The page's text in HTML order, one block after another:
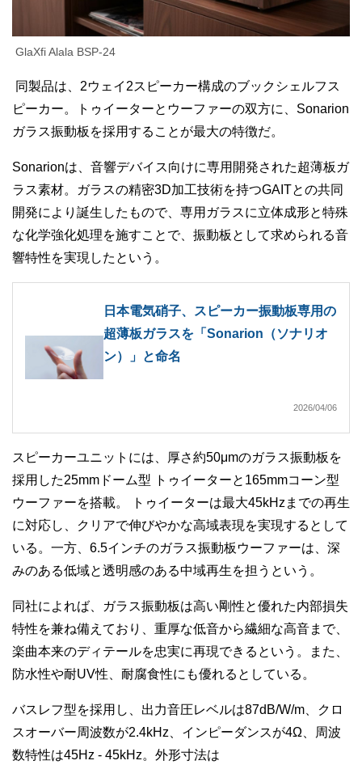
GlaXfi Alala BSP-24
同製品は、2ウェイ2スピーカー構成のブックシェルフス
ピーカー。トゥイーターとウーファーの双方に、Sonarion
ガラス振動板を採用することが最大の特徴だ。
Sonarionは、音響デバイス向けに専用開発された超薄板ガ
ラス素材。ガラスの精密3D加工技術を持つGAITとの共同
開発により誕生したもので、専用ガラスに立体成形と特殊
な化学強化処理を施すことで、振動板として求められる音
響特性を実現したという。
日本電気硝子、スピーカー振動板専用の
超薄板ガラスを「Sonarion（ソナリオ
ン）」と命名
2026/04/06
スピーカーユニットには、厚さ約50μmのガラス振動板を
採用した25mmドーム型 トゥイーターと165mmコーン型
ウーファーを搭載。
トゥイーターは最大45kHzまでの再生
に対応し、クリアで伸びやかな高域表現を実現するとして
いる。一方、6.5インチのガラス振動板ウーファーは、深
みのある低域と透明感のある中域再生を担うという。
同社によれば、ガラス振動板は高い剛性と優れた内部損失
特性を兼ね備えており、重厚な低音から繊細な高音まで、
楽曲本来のディテールを忠実に再現できるという。また、
防水性や耐UV性、耐腐食性にも優れるとしている。
バスレフ型を採用し、出力音圧レベルは87dB/W/m、クロ
スオーバー周波数が2.4kHz、インピーダンスが4Ω、周波
数特性は45Hz - 45kHz。外形寸法は